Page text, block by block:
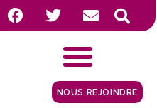
NOUS REJOINDRE